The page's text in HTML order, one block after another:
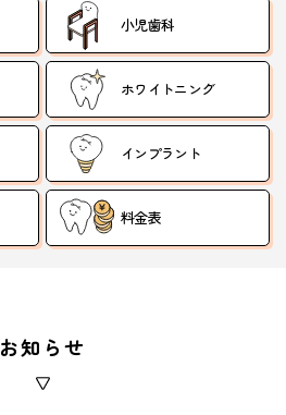
小児歯科
ホワイトニング
インプラント
料金表
お知らせ